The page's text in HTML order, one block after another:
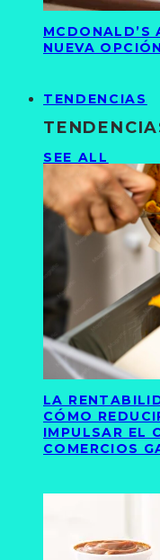
MCDONALD’S
NUEVA
TENDENCIAS
SEE ALL
LA
CÓMO
IMPULSAR EL
COMERCIOS